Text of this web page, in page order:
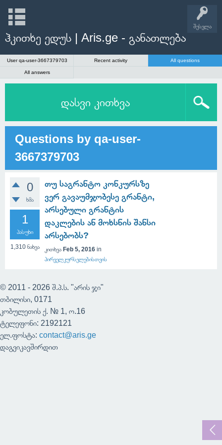
შესვლა
ჰკითხე ედუს | Aris.ge - განათლება
User qa-user-3667379703 Recent activity All questions
All answers
დასვი კითხვა
Questions by qa-user-
3667379703
0
ხმა
1
პასუხი
1,310ნახვა
თუ საგრანტო კონკურსზე
ვერ გავაუმჯობესე გრანტი,
არსებული გრანტის
დაკლების ან მოხსნის შანსი
არსებობს?
კითხვა Feb 5, 2016 in
პირველკურსელებისთვის
© 2011 - 2026 შ.პ.ს. "არის ჯი"
თბილისი, 0171
კობულეთის ქ. № 1, ო.16
ტელეფონი: 2192121
ელ.ფოსტა: contact@aris.ge
დაგვიკავშირდით